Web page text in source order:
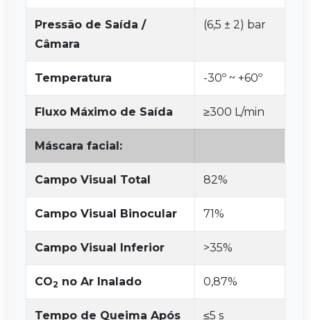
Pressão de Saída /
Câmara
(6,5 ± 2) bar
Temperatura -30º ~ +60º
Fluxo Máximo de Saída ≥300 L/min
Máscara facial:
Campo Visual Total 82%
Campo Visual Binocular 71%
Campo Visual Inferior >35%
CO2 no Ar Inalado 0,87%
Tempo de Queima Após ≤5 s